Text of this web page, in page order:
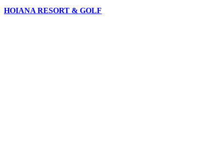
HOIANA RESORT & GOLF